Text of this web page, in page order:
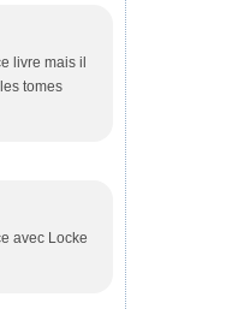
livre mais il
tomes
avec Locke